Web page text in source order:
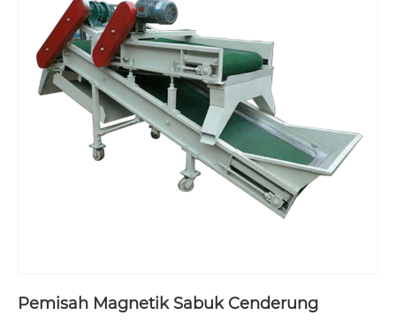
Pemisah Magnetik Sabuk Cenderung